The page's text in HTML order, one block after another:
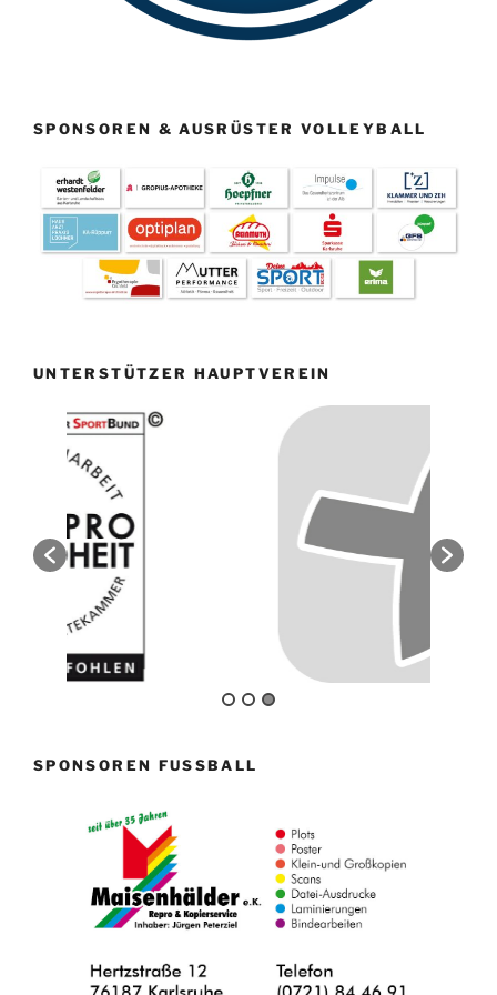
SPONSOREN & AUSRÜSTER VOLLEYBALL
UNTERSTÜTZER HAUPTVEREIN
SPONSOREN FUSSBALL